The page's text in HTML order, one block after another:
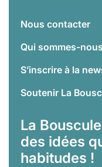
Nous contacter
Qui sommes-
S’inscrire à la
Soutenir La
La
des idées
habitudes !